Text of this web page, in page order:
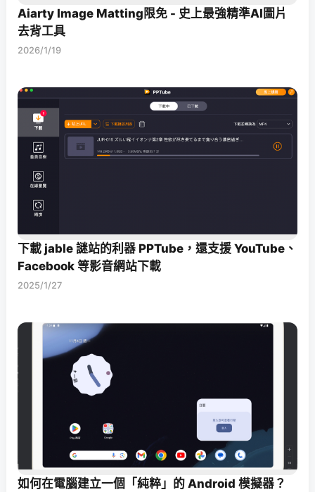
Aiarty Image Matting限免 - 史上最強精準AI圖片
去背工具
2026/1/19
下載 jable 謎站的利器 PPTube，還支援 YouTube、
Facebook 等影音網站下載
2025/1/27
如何在電腦建立一個「純粹」的 Android 模擬器？